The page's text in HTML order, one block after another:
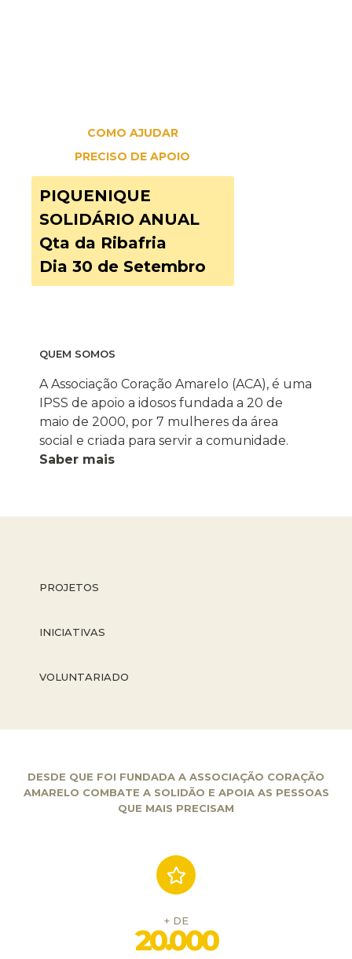
COMO AJUDAR
PRECISO DE APOIO
PIQUENIQUE
SOLIDÁRIO ANUAL
Qta da Ribafria
Dia 30 de Setembro
QUEM SOMOS
A Associação Coração Amarelo (ACA), é uma
IPSS de apoio a idosos fundada a 20 de
maio de 2000, por 7 mulheres da área
social e criada para servir a comunidade.
Saber mais
PROJETOS
INICIATIVAS
VOLUNTARIADO
DESDE QUE FOI FUNDADA A ASSOCIAÇÃO CORAÇÃO
AMARELO COMBATE A SOLIDÃO E APOIA AS PESSOAS
QUE MAIS PRECISAM
+ DE
20.000